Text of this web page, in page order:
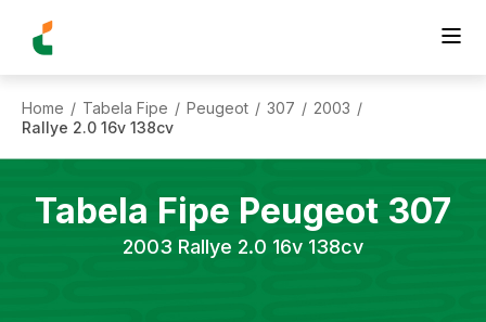
Home / Tabela Fipe / Peugeot / 307 / 2003 /
Rallye 2.0 16v 138cv
Tabela Fipe Peugeot 307
2003 Rallye 2.0 16v 138cv